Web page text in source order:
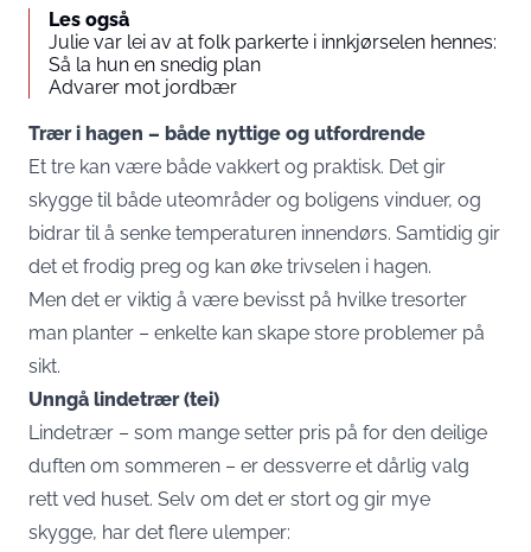
Les også
Julie var lei av at folk parkerte i innkjørselen hennes:
Så la hun en snedig plan
Advarer mot jordbær
Trær i hagen – både nyttige og utfordrende
Et tre kan være både vakkert og praktisk. Det gir
skygge til både uteområder og boligens vinduer, og
bidrar til å senke temperaturen innendørs. Samtidig gir
det et frodig preg og kan øke trivselen i hagen.
Men det er viktig å være bevisst på hvilke tresorter
man planter – enkelte kan skape store problemer på
sikt.
Unngå lindetrær (tei)
Lindetrær – som mange setter pris på for den deilige
duften om sommeren – er dessverre et dårlig valg
rett ved huset. Selv om det er stort og gir mye
skygge, har det flere ulemper: